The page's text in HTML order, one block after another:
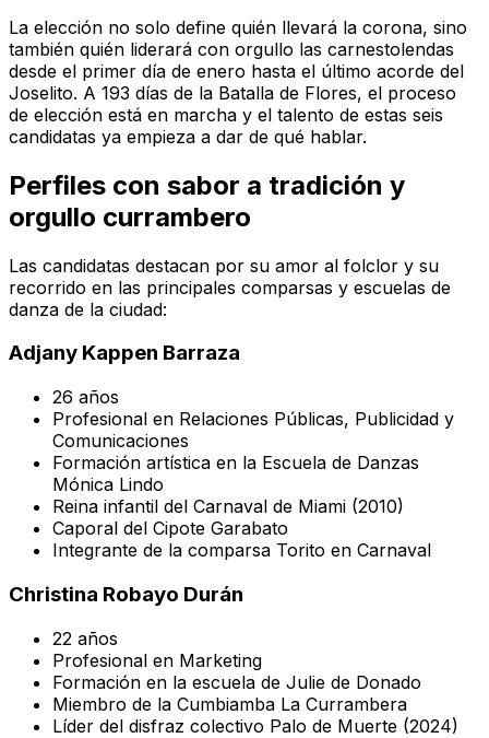
La elección no solo define quién llevará la corona, sino
también quién liderará con orgullo las carnestolendas
desde el primer día de enero hasta el último acorde del
Joselito. A 193 días de la Batalla de Flores, el proceso
de elección está en marcha y el talento de estas seis
candidatas ya empieza a dar de qué hablar.
Perfiles con sabor a tradición y
orgullo currambero
Las candidatas destacan por su amor al folclor y su
recorrido en las principales comparsas y escuelas de
danza de la ciudad:
Adjany Kappen Barraza
26 años
Profesional en Relaciones Públicas, Publicidad y
Comunicaciones
Formación artística en la Escuela de Danzas
Mónica Lindo
Reina infantil del Carnaval de Miami (2010)
Caporal del Cipote Garabato
Integrante de la comparsa Torito en Carnaval
Christina Robayo Durán
22 años
Profesional en Marketing
Formación en la escuela de Julie de Donado
Miembro de la Cumbiamba La Currambera
Líder del disfraz colectivo Palo de Muerte (2024)